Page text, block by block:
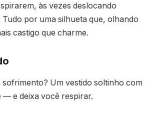
às vezes deslocando
por uma silhueta que, olhando
castigo que charme.
sofrimento? Um vestido soltinho com
— e deixa você respirar.